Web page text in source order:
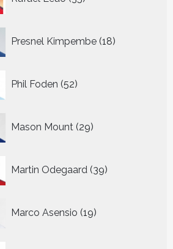
producten
Presnel Kimpembe 18
producten
Phil Foden 52
producten
Mason Mount 29
producten
Martin Odegaard 39
producten
Marco Asensio 19
producten